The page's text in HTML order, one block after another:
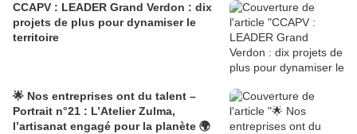
CCAPV : LEADER Grand Verdon : dix
projets de plus pour dynamiser le
territoire
🌟 Nos entreprises ont du talent –
Portrait n°21 : L’Atelier Zulma,
l’artisanat engagé pour la planète 🌍